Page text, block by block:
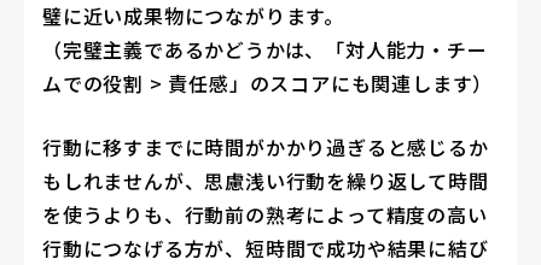
璧に近い成果物につながります。
（完璧主義であるかどうかは、「対人能力・チー
ムでの役割 > 責任感」のスコアにも関連します）
行動に移すまでに時間がかかり過ぎると感じるか
もしれませんが、思慮浅い行動を繰り返して時間
を使うよりも、行動前の熟考によって精度の高い
行動につなげる方が、短時間で成功や結果に結び